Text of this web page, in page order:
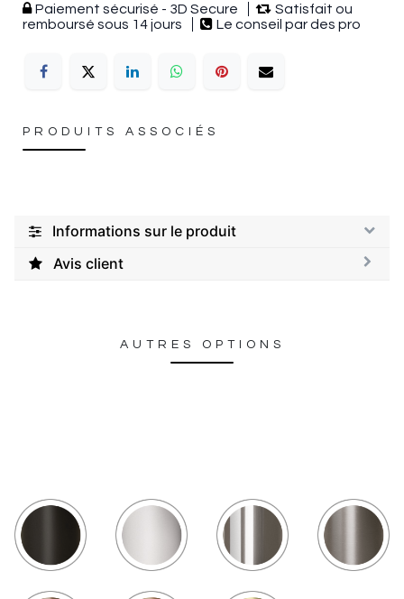
Paiement sécurisé - 3D Secure
Satisfait ou
remboursé sous 14 jours
Le conseil par des pro
PRODUITS ASSOCIÉS
Informations sur le produit
Avis client
AUTRES OPTIONS